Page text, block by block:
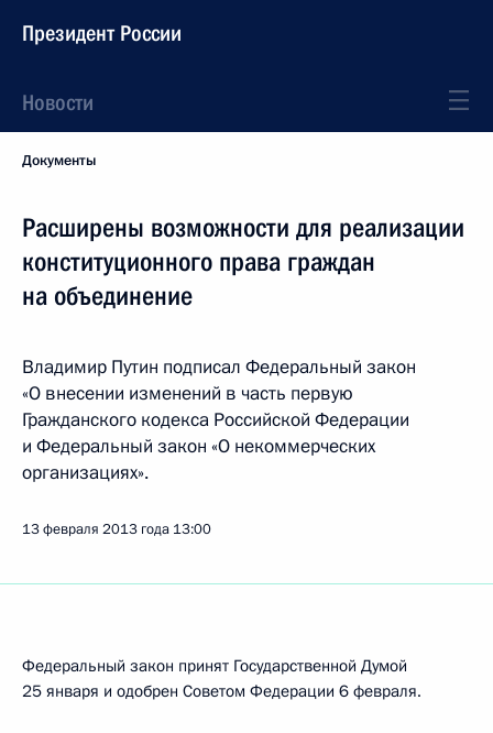
Президент России
Новости
Документы
Расширены возможности для реализации
конституционного права граждан
на объединение
Владимир Путин подписал Федеральный закон
«О внесении изменений в часть первую
Гражданского кодекса Российской Федерации
и Федеральный закон «О некоммерческих
организациях».
13 февраля 2013 года 13:00
Федеральный закон принят Государственной Думой
25 января и одобрен Советом Федерации 6 февраля.